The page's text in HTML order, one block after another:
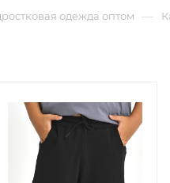
одежда оптом —